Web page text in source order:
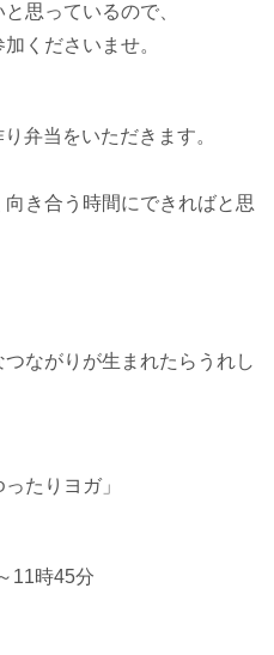
思っているので、
くださいませ。
弁当をいただきます。
き合う時間にできればと思
ながりが生まれたらうれし
たりヨガ」
11時45分